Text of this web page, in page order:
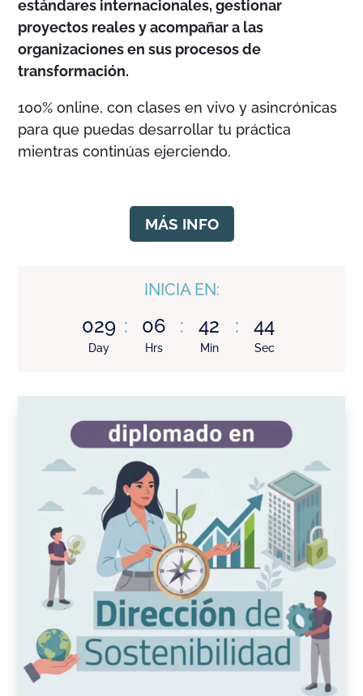
estándares internacionales, gestionar
proyectos reales y acompañar a las
organizaciones en sus procesos de
transformación.
100% online, con clases en vivo y asincrónicas
para que puedas desarrollar tu práctica
mientras continúas ejerciendo.
MÁS INFO
INICIA EN:
029
Day
: 06
Hrs
: 42
Min
: 42
Sec